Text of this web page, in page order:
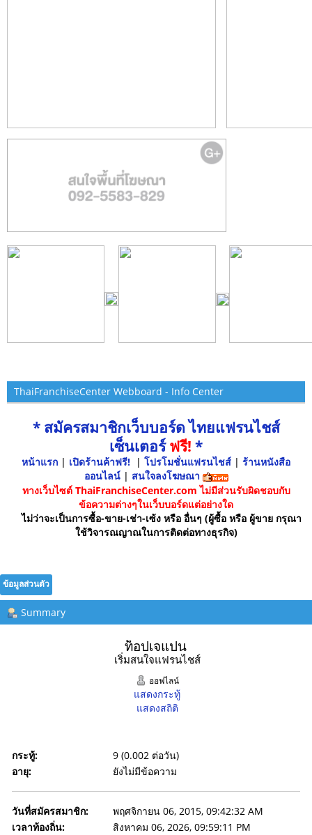
ThaiFranchiseCenter Webboard - Info Center
* สมัครสมาชิกเว็บบอร์ด ไทยแฟรนไชส์
เซ็นเตอร์ฟรี! *
หน้าแรก | เปิดร้านค้าฟรี! | โปรโมชั่นแฟรนไชส์ | ร้านหนังสือ
ออนไลน์ | สนใจลงโฆษณา
ทางเว็บไซต์ ThaiFranchiseCenter.com ไม่มีส่วนรับผิดชอบกับ
ข้อความต่างๆในเว็บบอร์ดแต่อย่างใด
ไม่ว่าจะเป็นการซื้อ-ขาย-เช่า-เซ้ง หรือ อื่นๆ (ผู้ซื้อ หรือ ผู้ขาย กรุณา
ใช้วิจารณญาณในการติดต่อทางธุรกิจ)
ข้อมูลส่วนตัว
Summary
ท็อปเจแปน
เริ่มสนใจแฟรนไชส์
ออฟไลน์
แสดงกระทู้
แสดงสถิติ
กระทู้:
9 (0.002 ต่อวัน)
อายุ:
ยังไม่มีข้อความ
วันที่สมัครสมาชิก:
พฤศจิกายน 06, 2015, 09:42:32 AM
เวลาท้องถิ่น:
สิงหาคม 06, 2026, 09:59:11 PM